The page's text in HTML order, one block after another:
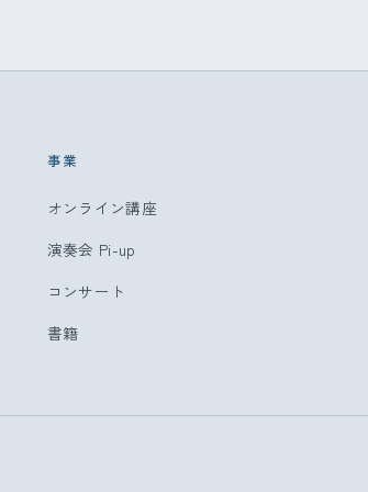
事業
オンライン講座
演奏会 Pi-up
コンサート
書籍